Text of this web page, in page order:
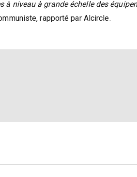
niveau à grande échelle des
rapporté par Alcircle.